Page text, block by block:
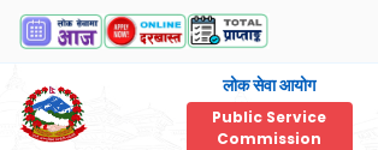
लोक सेवा आयोग
Public Service
Commission